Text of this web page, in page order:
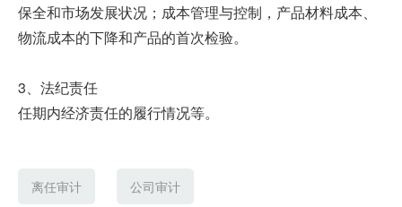
保全和市场发展状况；成本管理与控制，产品材料成本、
物流成本的下降和产品的首次检验。
3、法纪责任
任期内经济责任的履行情况等。
离任审计 公司审计